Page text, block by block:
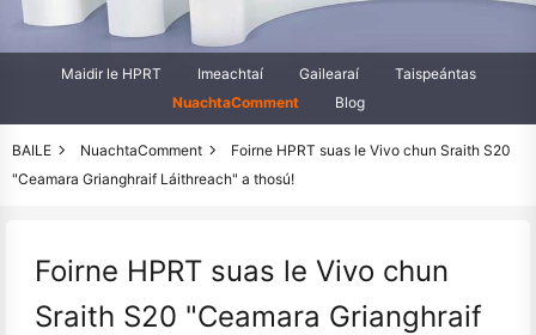
Maidir le HPRT Imeachtaí Gailearaí
Taispeántas
NuachtaComment
Blog
BAILE NuachtaComment
Foirne HPRT suas le Vivo chun Sraith S20
"Ceamara Grianghraif Láithreach" a thosú!
Foirne HPRT suas le Vivo chun
Sraith S20 "Ceamara Grianghraif